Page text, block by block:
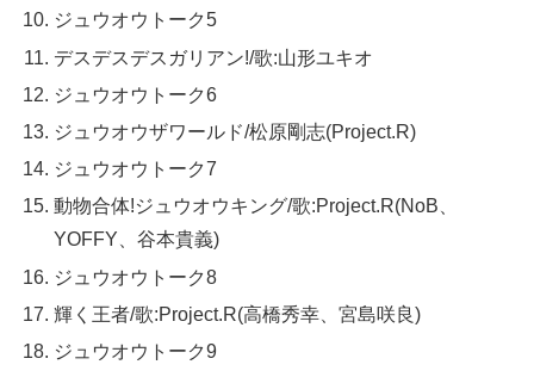
ジュウオウトーク5
デスデスデスガリアン!/歌:山形ユキオ
ジュウオウトーク6
ジュウオウザワールド/松原剛志(Project.R)
ジュウオウトーク7
動物合体!ジュウオウキング/歌:Project.R(NoB、
YOFFY、谷本貴義)
ジュウオウトーク8
輝く王者/歌:Project.R(高橋秀幸、宮島咲良)
ジュウオウトーク9